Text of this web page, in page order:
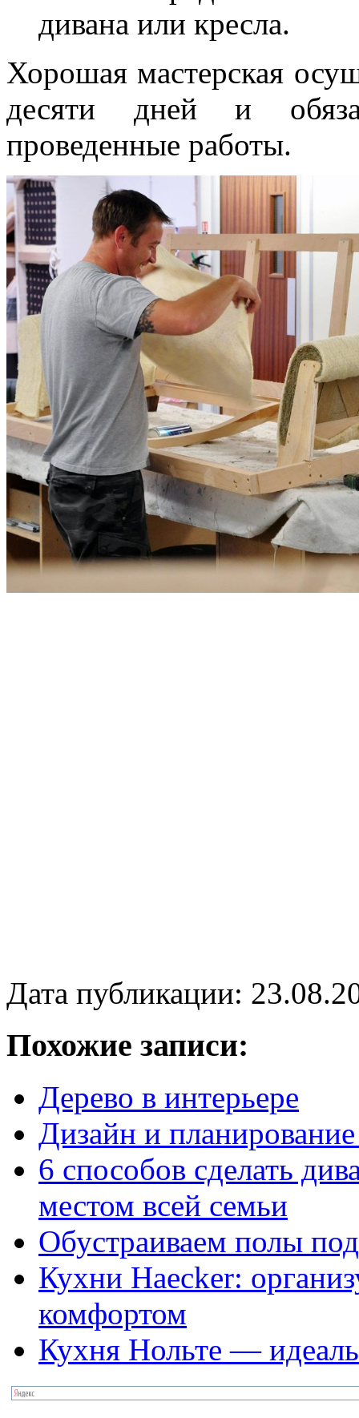
дивана или кресла.
Хорошая мастерская
десяти дней и
проведенные работы.
Дата публикации:
Похожие записи:
Дерево в интерьере
Дизайн и
6 способов сделать
местом всей семьи
Обустраиваем полы
Кухни Haecker:
комфортом
Кухня Нольте —